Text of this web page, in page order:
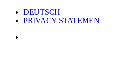
DEUTSCH
PRIVACY STATEMENT